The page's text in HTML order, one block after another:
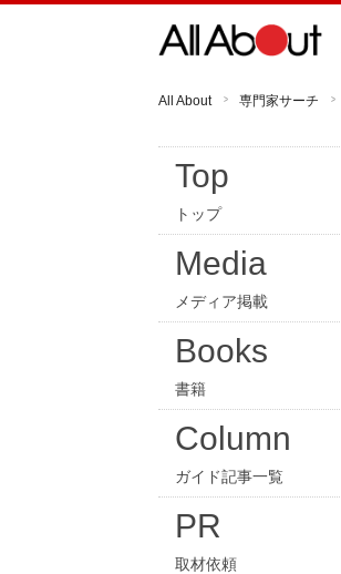
All About 専門家サーチ
Top
トップ
Media
メディア掲載
Books
書籍
Column
ガイド記事一覧
PR
取材依頼